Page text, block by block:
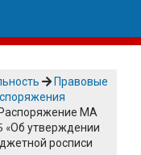
Правовые
МА
утверждении
росписи